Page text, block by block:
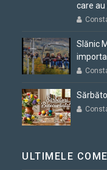
care
Slănic
ULTIMELE